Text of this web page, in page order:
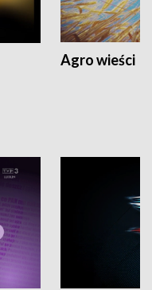
Agro wieści